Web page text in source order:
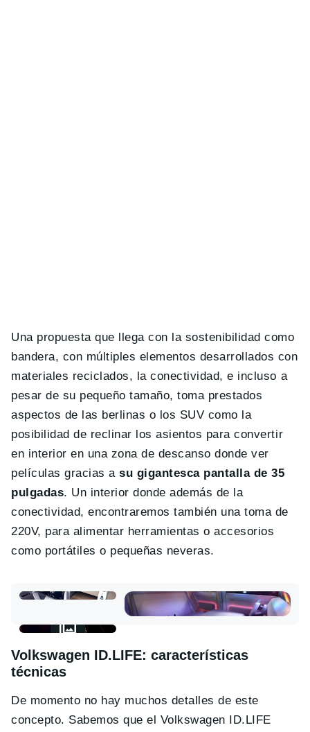
Una propuesta que llega con la sostenibilidad como
bandera, con múltiples elementos desarrollados con
materiales reciclados, la conectividad, e incluso a
pesar de su pequeño tamaño, toma prestados
aspectos de las berlinas o los SUV como la
posibilidad de reclinar los asientos para convertir
en interior en una zona de descanso donde ver
películas gracias asu gigantesca pantalla de 35
pulgadas. Un interior donde además de la
conectividad, encontraremos también una toma de
220V, para alimentar herramientas o accesorios
como portátiles o pequeñas neveras.
Volkswagen ID.LIFE: características
técnicas
De momento no hay muchos detalles de este
concepto. Sabemos que el Volkswagen ID.LIFE